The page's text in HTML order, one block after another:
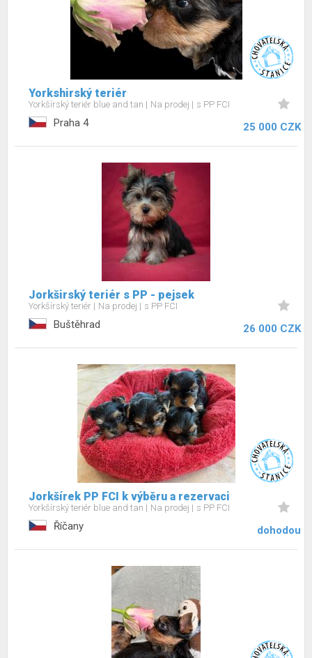
Yorkshirský teriér
Yorkšírský teriér blue and tan Na prodej s PP FCI
Praha 4 25 000 CZK
Jorkširský teriér s PP - pejsek
Yorkšírský teriér Na prodej s PP FCI
Buštěhrad 26 000 CZK
Jorkšírek PP FCI k výběru a rezervaci
Yorkšírský teriér blue and tan Na prodej s PP FCI
Říčany dohodou